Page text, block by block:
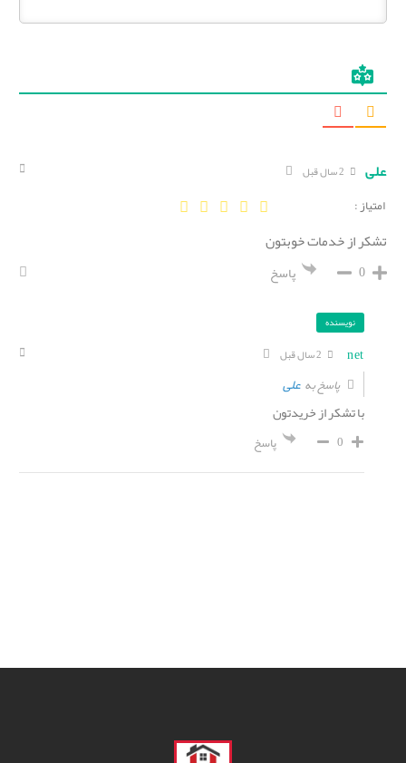
علی
امتیاز :
تشکر از خدمات خوبتون
0 پاسخ
نویسنده
net
پاسخ بهعلی
با تشکر از خریدتون
0 پاسخ